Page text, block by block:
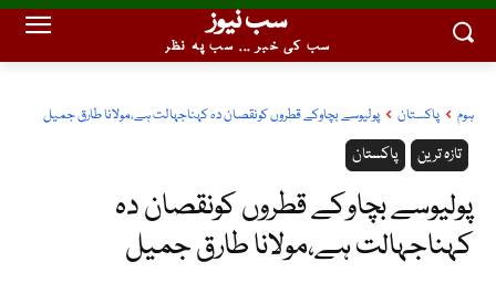
سب نیوز
سب کی خبر ... سب پہ نظر
ہوم پاکستان پولیوسے بچاوکے قطروں کونقصان دہ کہناجہالت ہے،مولانا طارق جمیل
پاکستان تازہ ترین
پولیوسے بچاوکے قطروں کونقصان دہ
کہناجہالت ہے،مولانا طارق جمیل